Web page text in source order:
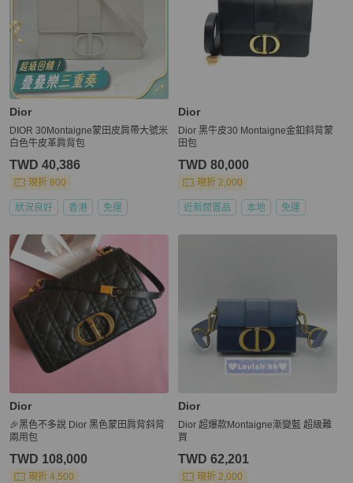
Dior
DIOR 30Montaigne蒙田皮肩帶大號米
白色牛皮革肩背包
TWD 40,386
現折 800
狀況良好 香港 免運
Dior
Dior 黑牛皮30 Montaigne金釦斜背蒙
田包
TWD 80,000
現折 2,000
近新閒置品 本地 免運
Dior
🎉黑色不多說 Dior 黑色蒙田肩背斜背
兩用包
TWD 108,000
現折 4,500
Dior
Dior 超爆款Montaigne漸變藍 超級難
買
TWD 62,201
現折 2,000